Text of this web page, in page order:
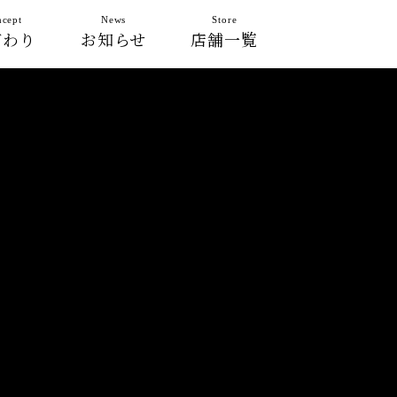
り お知らせ
News
店舗一覧
Store